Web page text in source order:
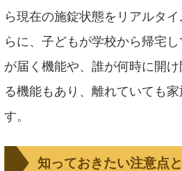
ら現在の施錠状態をリアルタ
らに、子どもが学校から帰宅
が届く機能や、誰が何時に開
る機能もあり、離れていても
す。
知っておきたい注意点